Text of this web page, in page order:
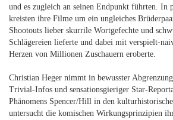
und es zugleich an seinen Endpunkt führten. In
kreisten ihre Filme um ein ungleiches
Shootouts lieber skurrile Wortgefechte und
Schlägereien lieferte und dabei mit verspielt-
Herzen von Millionen Zuschauern eroberte.
Christian Heger nimmt in bewusster
Trivial-Infos und sensationsgieriger Star-
Phänomens Spencer/Hill in den
untersucht die komischen Wirkungsprinzipien